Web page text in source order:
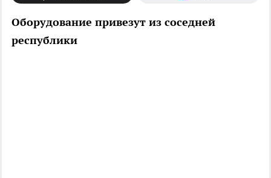
Оборудование привезут из соседней
республики